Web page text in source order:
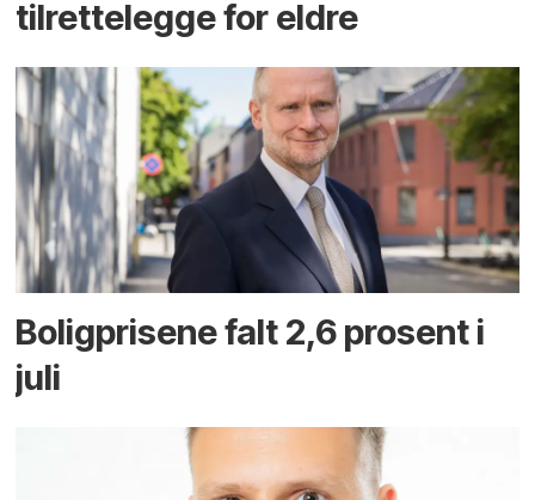
tilrettelegge for eldre
Boligprisene falt 2,6 prosent i
juli